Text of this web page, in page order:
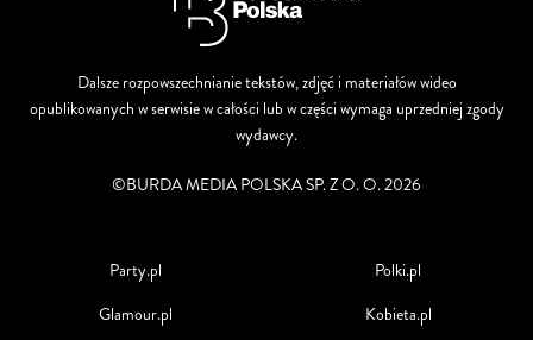
Dalsze rozpowszechnianie tekstów, zdjęć i materiałów wideo
opublikowanych w serwisie w całości lub w części wymaga uprzedniej zgody
wydawcy.
©BURDA MEDIA POLSKA SP. Z O. O. 2026
Party.pl
Glamour.pl
Polki.pl
Kobieta.pl